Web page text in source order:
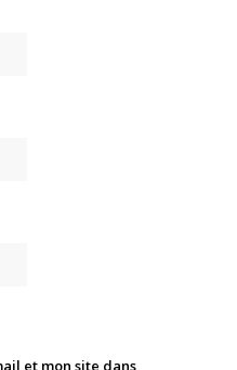
et mon site dans